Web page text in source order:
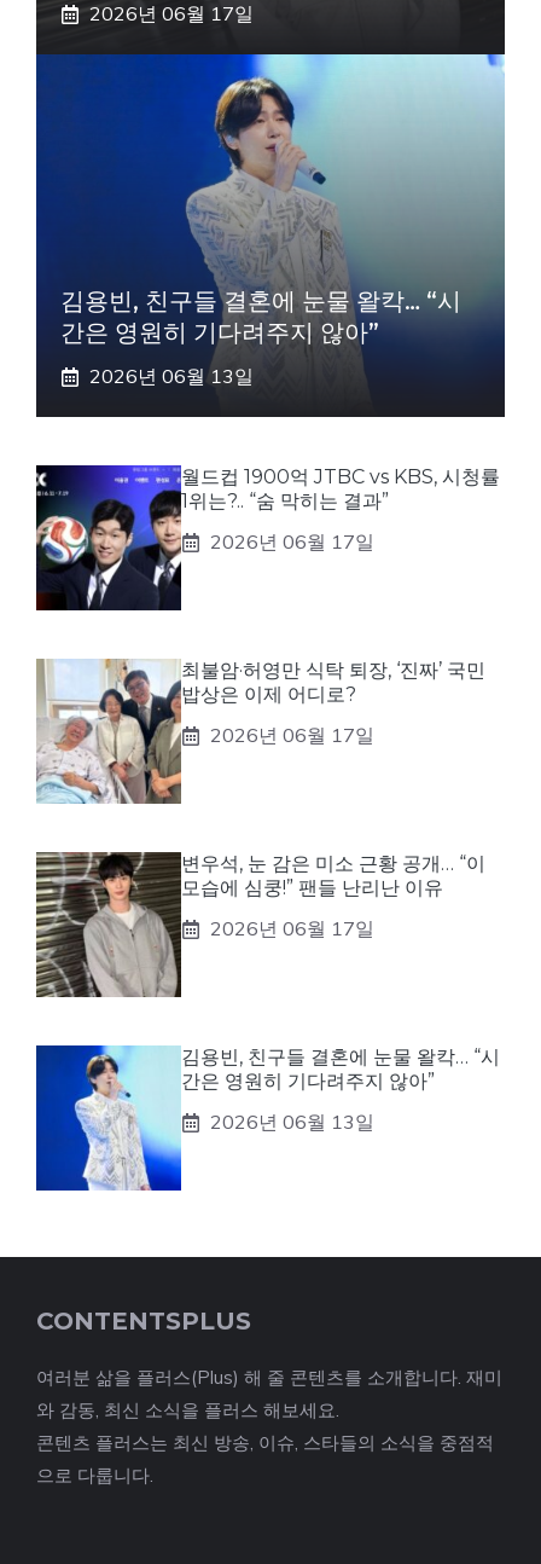
2026년 06월 17일
김용빈, 친구들 결혼에 눈물 왈칵… “시
간은 영원히 기다려주지 않아”
2026년 06월 13일
월드컵 1900억 JTBC vs KBS, 시청률
1위는?.. “숨 막히는 결과”
2026년 06월 17일
최불암·허영만 식탁 퇴장, ‘진짜’ 국민
밥상은 이제 어디로?
2026년 06월 17일
변우석, 눈 감은 미소 근황 공개… “이
모습에 심쿵!” 팬들 난리난 이유
2026년 06월 17일
김용빈, 친구들 결혼에 눈물 왈칵… “시
간은 영원히 기다려주지 않아”
2026년 06월 13일
CONTENTSPLUS
여러분 삶을 플러스(Plus) 해 줄 콘텐츠를 소개합니다. 재미
와 감동, 최신 소식을 플러스 해보세요.
콘텐츠 플러스는 최신 방송, 이슈, 스타들의 소식을 중점적
으로 다룹니다.